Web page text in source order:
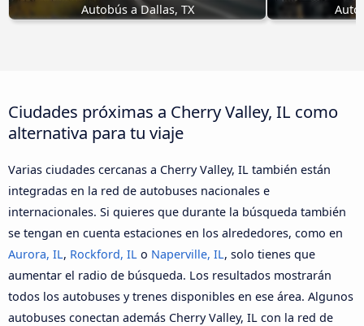
Autobús a Dallas, TX
Ciudades próximas a Cherry Valley, IL como
alternativa para tu viaje
Varias ciudades cercanas a Cherry Valley, IL también están
integradas en la red de autobuses nacionales e
internacionales. Si quieres que durante la búsqueda también
se tengan en cuenta estaciones en los alrededores, como en
Aurora, IL, Rockford, IL o Naperville, IL, solo tienes que
aumentar el radio de búsqueda. Los resultados mostrarán
todos los autobuses y trenes disponibles en ese área. Algunos
autobuses conectan además Cherry Valley, IL con la red de